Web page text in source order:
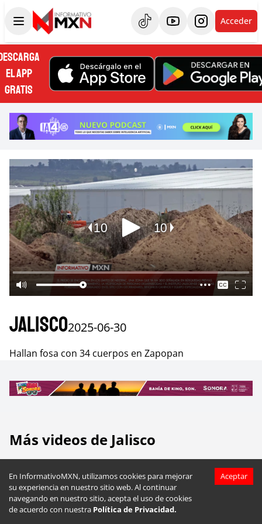
En InformativoMXN, utilizamos cookies para mejorar
su experiencia en nuestro sitio web. Al continuar
navegando en nuestro sitio, acepta el uso de cookies
de acuerdo con nuestra Política de Privacidad.
Aceptar
Acceder
EL APP
GRATIS
Jalisco2025-06-30
Hallan fosa con 34 cuerpos en Zapopan
Más videos de Jalisco